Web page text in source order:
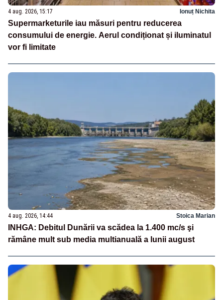
4 aug. 2026, 15:17 Ionuț Nichita
Supermarketurile iau măsuri pentru reducerea
consumului de energie. Aerul condiționat și iluminatul
vor fi limitate
4 aug. 2026, 14:44 Stoica Marian
INHGA: Debitul Dunării va scădea la 1.400 mc/s şi
rămâne mult sub media multianuală a lunii august